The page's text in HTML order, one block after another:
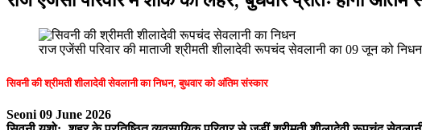
राज एजेंसी परिवार की माताजी श्रीमती शीलादेवी रूपचंद सेवलानी का 09 जून को निधन
सिवनी की श्रीमती शीलादेवी सेवलानी का निधन, बुधवार को अंतिम संस्कार
Seoni 09 June 2026